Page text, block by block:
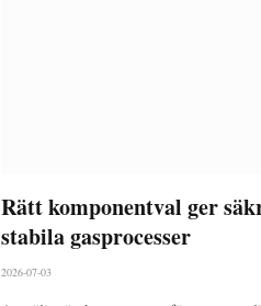
Rätt komponentval ger
stabila gasprocesser
2026-07-03